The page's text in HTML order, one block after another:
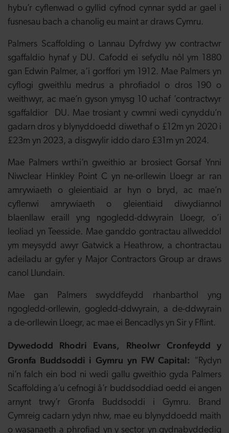
hybu’r cyflenwad o gyllid cyfnod cynnar sydd ar gael i
fusnesau bach a chanolig eu maint ar draws Cymru.
Palmers Scaffolding o Lannau Dyfrdwy yw contractwr
sgaffaldio hynaf y DU. Cafodd ei sefydlu nôl ym 1880
gan Edwin Palmer, a’i gorffori ym 1912. Mae Palmers yn
cyflogi gweithlu medrus a phrofiadol o dros 190 o
weithwyr, ac mae’n gyson ymysg 10 uchaf ’contractwyr
sgaffaldior DU. Mae trosiant y cwmni wedi cynyddu’n
gadarn dros y blynyddoedd diwethaf o £12m yn 2020 i
£23m yn 2023, a disgwylir iddo daro £31m yn 2024.
Mae Palmers wrthi’n gweithio ar brosiect Gorsaf Ynni
Niwclear Hinkley Point C yn ne-orllewin Lloegr ar ran
amrywiaeth o gleientiaid ar hyn o bryd, ac mae’n
cyflenwi amrywiaeth o gleientiaid diwydiannol
blaenllaw eraill yng ngogledd-ddwyrain Lloegr, o’i
leoliad yn Teesside. Mae ganddo gontractau allweddol
ym meysydd awyr Gatwick a Heathrow, a chontractau
adeiladu ar gyfer y Major Contractors Group ar draws
canol Llundain.
Mae gan Palmers swyddfeydd rhanbarthol yng
ngogledd-orllewin, gogledd-ddwyrain, a de-ddwyrain
a de-orllewin Lloegr, ac mae ei Bencadlys yn Sir y Fflint.
Dywedodd Rhodri Evans, Rheolwr Cronfeydd y
Gronfa Buddsoddi i Gymru yn FW Capital:
“Rydyn
ni’n falch ein bod ni wedi gallu gweithio gyda Palmers
Scaffolding a’u cefnogi â’r buddsoddiad oedd ei angen
arnynt trwy’r Gronfa Buddsoddi i Gymru. Brand
Cymreig cadarn ydyn nhw, mae eu blynyddoedd maith
o wasanaeth a phrofiad yn y sector yn gydnabyddedig